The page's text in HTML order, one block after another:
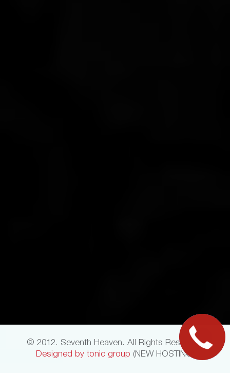
© 2012. Seventh Heaven. All Rights Reserved.
Designed by tonic group (NEW HOSTING)